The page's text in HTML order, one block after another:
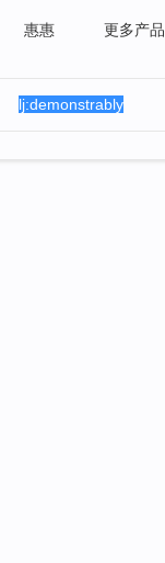
惠惠 更多产品